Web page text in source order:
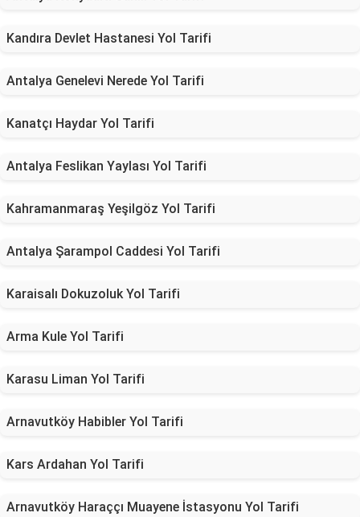
Kandıra Devlet Hastanesi Yol Tarifi
Antalya Genelevi Nerede Yol Tarifi
Kanatçı Haydar Yol Tarifi
Antalya Feslikan Yaylası Yol Tarifi
Kahramanmaraş Yeşilgöz Yol Tarifi
Antalya Şarampol Caddesi Yol Tarifi
Karaisalı Dokuzoluk Yol Tarifi
Arma Kule Yol Tarifi
Karasu Liman Yol Tarifi
Arnavutköy Habibler Yol Tarifi
Kars Ardahan Yol Tarifi
Arnavutköy Haraççı Muayene İstasyonu Yol Tarifi